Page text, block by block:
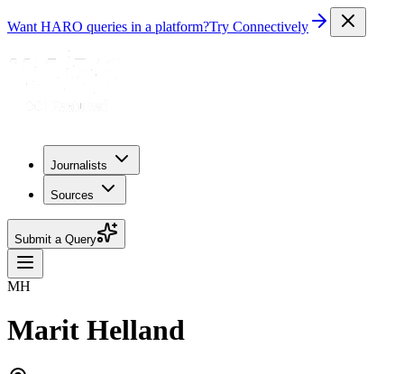
Want HARO queries in a platform?Try Connectively
Journalists
Sources
Submit a Query
MH
Marit Helland